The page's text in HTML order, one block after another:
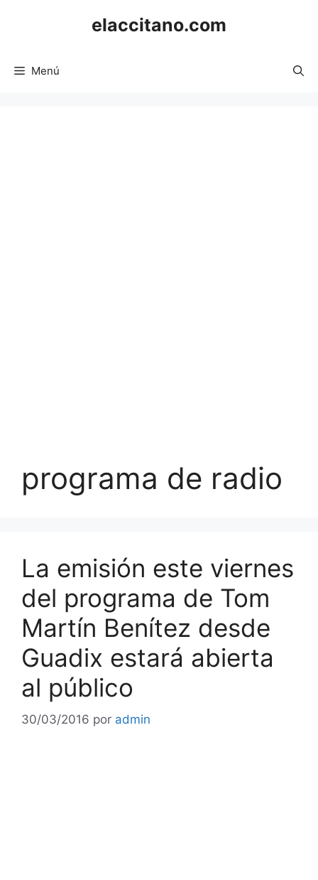
elaccitano.com
Menú
programa de radio
La emisión este viernes
del programa de Tom
Martín Benítez desde
Guadix estará abierta
al público
30/03/2016 por admin